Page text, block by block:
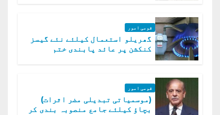
قومی امور
گھریلو استعمال کیلئے نئے گیسز
کنکشن پر عائد پابندی ختم
قومی امور
(موسمیاتی تبدیلی مضر اثرات)
بچاؤ کیلئے جامع منصوبہ بندی کر